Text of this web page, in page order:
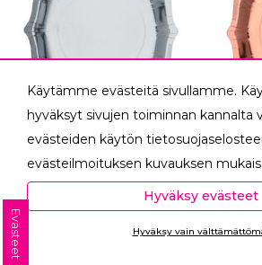
Hopea kiiltäväpintainen
pahvilautanen 27,5 cm, 10
kpl
Aaltoreunaiset pahvilautaset
kpl
Käytämme evästeitä sivullamme.
hyväksyt sivujen toiminnan kannalta
evästeiden käytön
evästeilmoituksen kuvauksen
Hyväksyessäsi analytiikka- ja
autat meitä mittaamaan ja
verkkosivumme toimintaa ja käyttöä
Hyväksy evästeet
Hyväksy vain
Evästeet